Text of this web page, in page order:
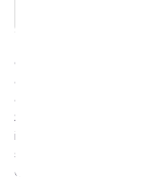
Conhecido como “O
dono de um estilo único
de hoje, estampando o
Seus óculos surpreendem
incríveis estampas.
suas coleções, o
que foram desfiladas nas